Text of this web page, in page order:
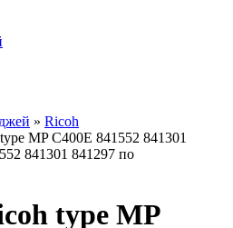
» Ricoh
MP C400E 841552 841301
841301 841297 по
type MP